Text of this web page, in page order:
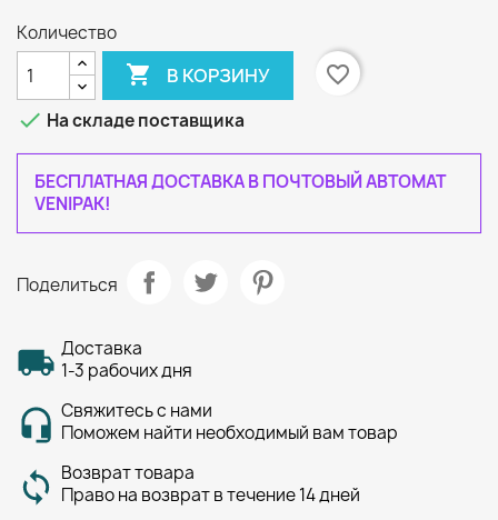
Количество
 В КОРЗИНУ
favorite_border
 На складе поставщика
БЕСПЛАТНАЯ ДОСТАВКА В ПОЧТОВЫЙ АВТОМАТ
VENIPAK!
Поделиться
Доставка
1-3 рабочих дня
Свяжитесь с нами
Поможем найти необходимый вам товар
Возврат товара
Право на возврат в течение 14 дней